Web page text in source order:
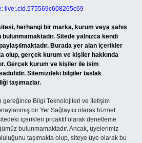
live:.cid.575569c608265c69
herhangi bir marka, kurum veya şahıs
Sitede yalnızca kendi
paylaşılmaktadır. Burada yer alan içerikler
olup, gerçek kurum ve kişiler hakkında
Gerçek kurum ve kişiler ile isim
Sitemizdeki bilgiler taslak
taşımazlar.
gereğince Bilgi Teknolojileri ve İletişim
bir Yer Sağlayıcı olarak hizmet
içerikleri proaktif olarak denetleme
bulunmamaktadır. Ancak, üyelerimiz
taşımakta olup, siteye üye olarak bu